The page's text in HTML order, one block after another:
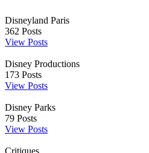
Disneyland Paris
362 Posts
View Posts
Disney Productions
173 Posts
View Posts
Disney Parks
79 Posts
View Posts